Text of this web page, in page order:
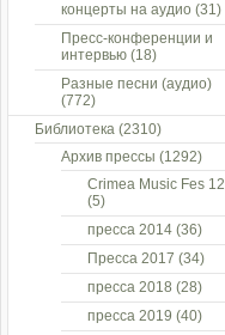
концерты на аудио (31)
Пресс-конференции и
интервью (18)
Разные песни (аудио)
(772)
Библиотека (2310)
Архив прессы (1292)
Crimea Music Fes 12
(5)
пресса 2014 (36)
Пресса 2017 (34)
пресса 2018 (28)
пресса 2019 (40)